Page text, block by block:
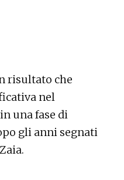
risultato che
nel
una fase di
gli anni segnati